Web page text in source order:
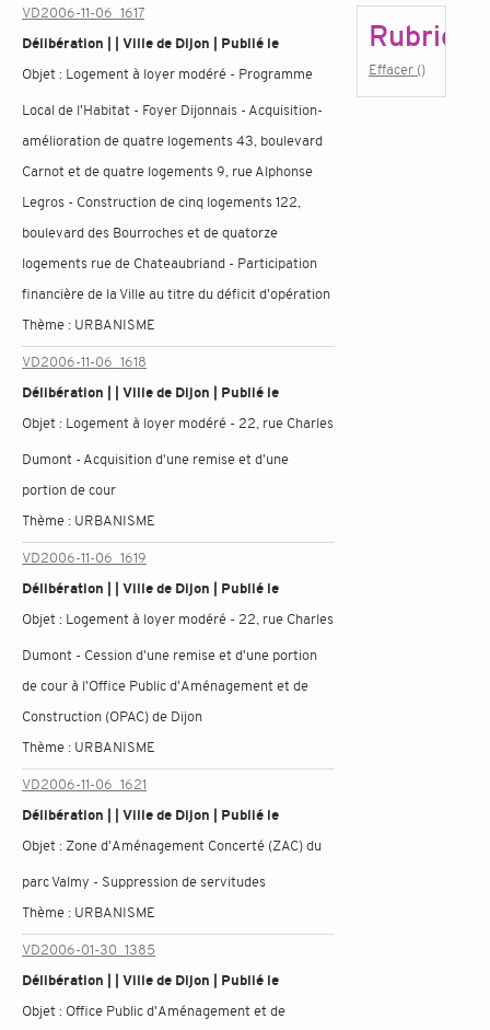
VD2006-11-06_1617
Délibération | | Ville de Dijon | Publié le
Objet : Logement à loyer modéré - Programme
Local de l'Habitat - Foyer Dijonnais - Acquisition-
amélioration de quatre logements 43, boulevard
Carnot et de quatre logements 9, rue Alphonse
Legros - Construction de cinq logements 122,
boulevard des Bourroches et de quatorze
logements rue de Chateaubriand - Participation
financière de la Ville au titre du déficit d'opération
Thème : URBANISME
VD2006-11-06_1618
Délibération | | Ville de Dijon | Publié le
Objet : Logement à loyer modéré - 22, rue Charles
Dumont - Acquisition d'une remise et d'une
portion de cour
Thème : URBANISME
VD2006-11-06_1619
Délibération | | Ville de Dijon | Publié le
Objet : Logement à loyer modéré - 22, rue Charles
Dumont - Cession d'une remise et d'une portion
de cour à l'Office Public d'Aménagement et de
Construction (OPAC) de Dijon
Thème : URBANISME
VD2006-11-06_1621
Délibération | | Ville de Dijon | Publié le
Objet : Zone d'Aménagement Concerté (ZAC) du
parc Valmy - Suppression de servitudes
Thème : URBANISME
VD2006-01-30_1385
Délibération | | Ville de Dijon | Publié le
Objet : Office Public d'Aménagement et de
Rubrique
Effacer ()